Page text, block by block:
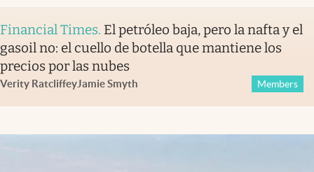
Financial Times. El petróleo baja, pero la nafta y el
gasoil no: el cuello de botella que mantiene los
precios por las nubes
Verity RatcliffeyJamie Smyth Members